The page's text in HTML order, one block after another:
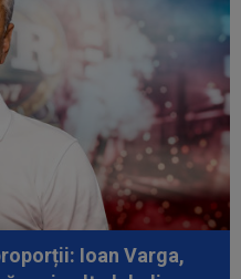
Ioan Varga,